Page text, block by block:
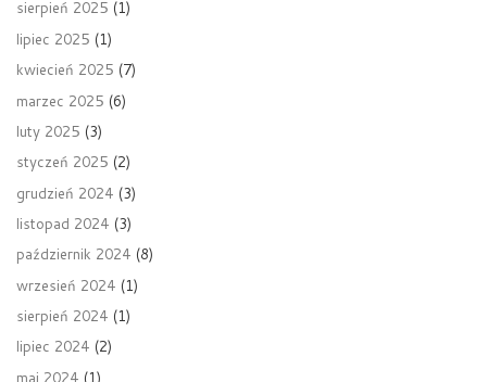
sierpień 2025 (1)
lipiec 2025 (1)
kwiecień 2025 (7)
marzec 2025 (6)
luty 2025 (3)
styczeń 2025 (2)
grudzień 2024 (3)
listopad 2024 (3)
październik 2024 (8)
wrzesień 2024 (1)
sierpień 2024 (1)
lipiec 2024 (2)
maj 2024 (1)